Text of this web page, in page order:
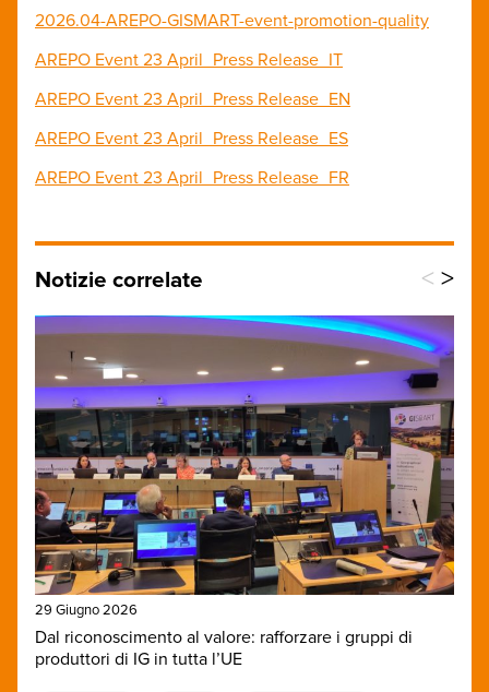
2026.04-AREPO-GISMART-event-promotion-quality
AREPO Event 23 April_Press Release_IT
AREPO Event 23 April_Press Release_EN
AREPO Event 23 April_Press Release_ES
AREPO Event 23 April_Press Release_FR
Notizie correlate < >
29 Giugno 2026
Dal riconoscimento al valore: rafforzare i gruppi di
produttori di IG in tutta l’UE